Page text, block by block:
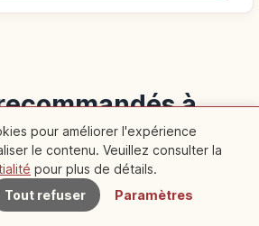
à
recommandés dans cette zone
À proximité
pour améliorer l'expérience
le contenu. Veuillez consulter la
pour plus de détails.
Tout refuser Paramètres